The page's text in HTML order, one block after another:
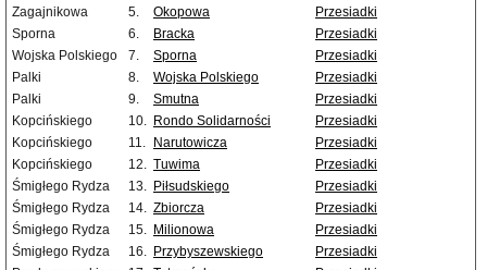
Zagajnikowa
5. Okopowa
Przesiadki
Sporna
6. Bracka
Przesiadki
Wojska Polskiego
7. Sporna
Przesiadki
Palki
8. Wojska Polskiego
Przesiadki
Palki
9. Smutna
Przesiadki
Kopcińskiego
10. Rondo Solidarności
Przesiadki
Kopcińskiego
11. Narutowicza
Przesiadki
Kopcińskiego
12. Tuwima
Przesiadki
Śmigłego Rydza
13. Piłsudskiego
Przesiadki
Śmigłego Rydza
14. Zbiorcza
Przesiadki
Śmigłego Rydza
15. Milionowa
Przesiadki
Śmigłego Rydza
16. Przybyszewskiego
Przesiadki